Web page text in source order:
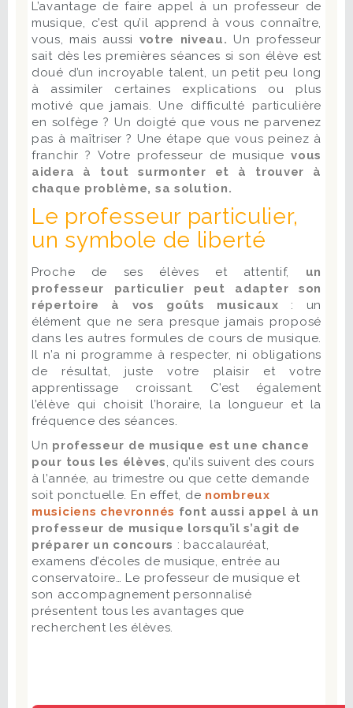
L’avantage de faire appel à un professeur de
musique, c’est qu’il apprend à vous connaître,
vous, mais aussi votre niveau. Un professeur
sait dès les premières séances si son élève est
doué d’un incroyable talent, un petit peu long
à assimiler certaines explications ou plus
motivé que jamais. Une difficulté particulière
en solfège ? Un doigté que vous ne parvenez
pas à maîtriser ? Une étape que vous peinez à
franchir ? Votre professeur de musiquevous
aidera à tout surmonter et à trouver à
chaque problème, sa solution.
Le professeur particulier,
un symbole de liberté
Proche de ses élèves et attentif, un
professeur particulier peut adapter son
répertoire à vos goûts musicaux : un
élément que ne sera presque jamais proposé
dans les autres formules de cours de musique.
Il n’a ni programme à respecter, ni obligations
de résultat, juste votre plaisir et votre
apprentissage croissant. C’est également
l’élève qui choisit l’horaire, la longueur et la
fréquence des séances.
Un professeur de musique est une chance
pour tous les élèves, qu’ils suivent des cours
à l’année, au trimestre ou que cette demande
soit ponctuelle. En effet, de nombreux
musiciens chevronnés font aussi appel à un
professeur de musique lorsqu’il s’agit de
préparer un concours : baccalauréat,
examens d’écoles de musique, entrée au
conservatoire… Le professeur de musique et
son accompagnement personnalisé
présentent tous les avantages que
recherchent les élèves.